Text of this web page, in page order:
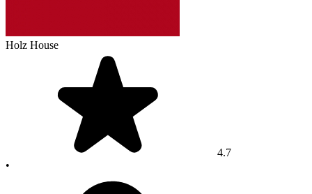
Holz House
4.7
•